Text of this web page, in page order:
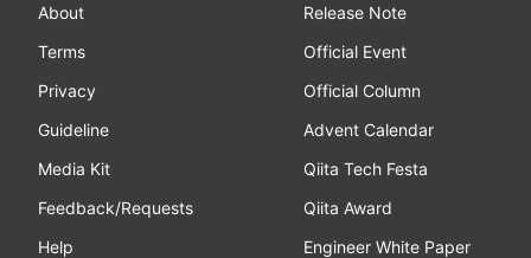
About
Terms
Privacy
Guideline
Media Kit
Feedback/Requests
Help
Release Note
Official Event
Official Column
Advent Calendar
Qiita Tech Festa
Qiita Award
Engineer White Paper